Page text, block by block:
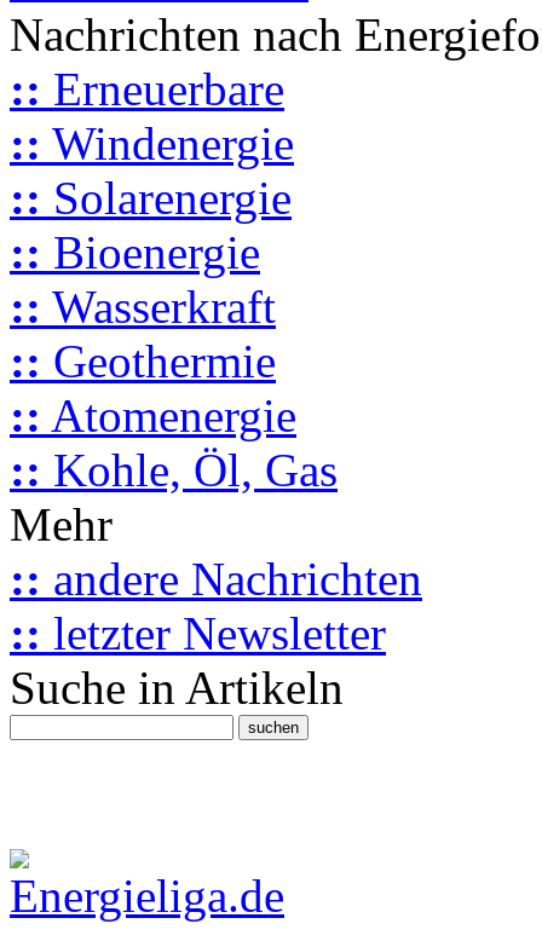
Nachrichten nach
:: Erneuerbare
:: Windenergie
:: Solarenergie
:: Bioenergie
:: Wasserkraft
:: Geothermie
:: Atomenergie
:: Kohle, Öl, Gas
Mehr
:: andere Nachrichten
:: letzter Newsletter
Suche in Artikeln